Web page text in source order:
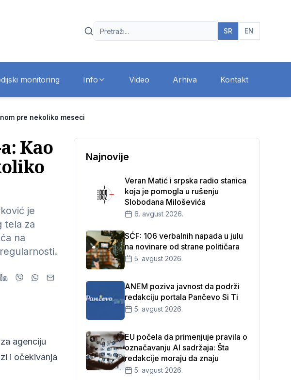
SR EN
monitoring Info Video Arhiva Kontakt
pre nekoliko meseci
Kao
je
tela za
na
agenciju
i očekivanja
Najnovije
Veran Matić i srpska radio stanica
koja je pomogla u rušenju
Slobodana Miloševića
6. avgust 2026.
SĆF: 106 verbalnih napada u julu
na novinare od strane političara
5. avgust 2026.
ANEM poziva javnost da podrži
redakciju portala Pančevo Si Ti
5. avgust 2026.
EU počela da primenjuje pravila o
označavanju AI sadržaja: Šta
redakcije moraju da znaju
5. avgust 2026.